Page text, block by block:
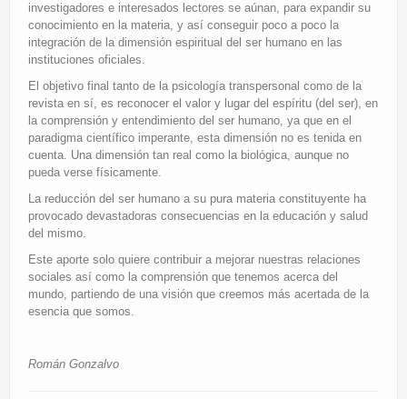
investigadores e interesados lectores se aúnan, para expandir su
conocimiento en la materia, y así conseguir poco a poco la
integración de la dimensión espiritual del ser humano en las
instituciones oficiales.
El objetivo final tanto de la psicología transpersonal como de la
revista en sí, es reconocer el valor y lugar del espíritu (del ser), en
la comprensión y entendimiento del ser humano, ya que en el
paradigma científico imperante, esta dimensión no es tenida en
cuenta. Una dimensión tan real como la biológica, aunque no
pueda verse físicamente.
La reducción del ser humano a su pura materia constituyente ha
provocado devastadoras consecuencias en la educación y salud
del mismo.
Este aporte solo quiere contribuir a mejorar nuestras relaciones
sociales así como la comprensión que tenemos acerca del
mundo, partiendo de una visión que creemos más acertada de la
esencia que somos.
Román Gonzalvo